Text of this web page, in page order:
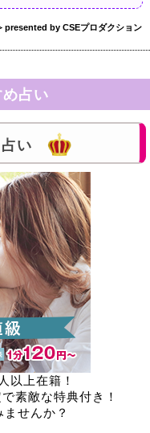
presented by CSEプロダクション
占い
い
以上在籍！
素敵な特典付き！
せんか？